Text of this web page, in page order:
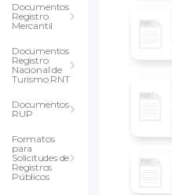
Documentos
Registro
Mercantil
Documentos
Registro
Nacional de
Turismo RNT
Documentos
RUP
Formatos
para
Solicitudes de
Registros
Públicos